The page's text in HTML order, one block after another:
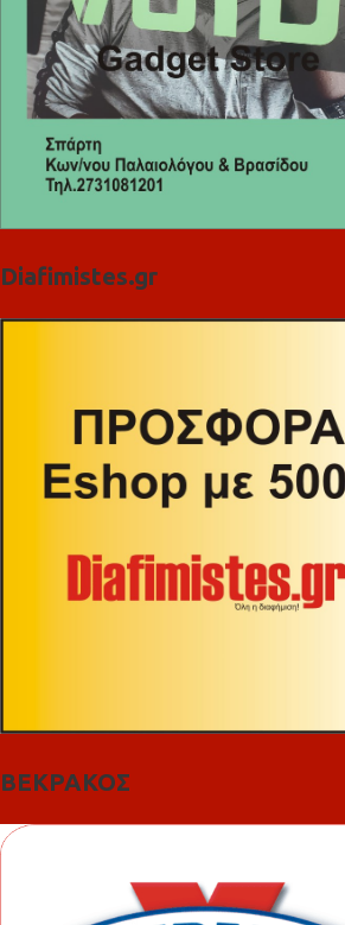
Diafimistes.gr
ΒΕΚΡΑΚΟΣ